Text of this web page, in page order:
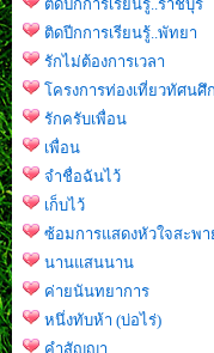
ติดปีกการเรียนรู้..ราชบุรี
ติดปีกการเรียนรู้..พัทยา
รักไม่ต้องการเวลา
โครงการท่องเที่ยวทัศนศึ
รักครับเพื่อน
เพื่อน
จำชื่อฉันไว้
เก็บไว้
ซ้อมการแสดงหัวใจสะพา
นานแสนนาน
ค่ายนันทยาการ
หนึ่งทับห้า (บ่อไร่)
คำสัญญา